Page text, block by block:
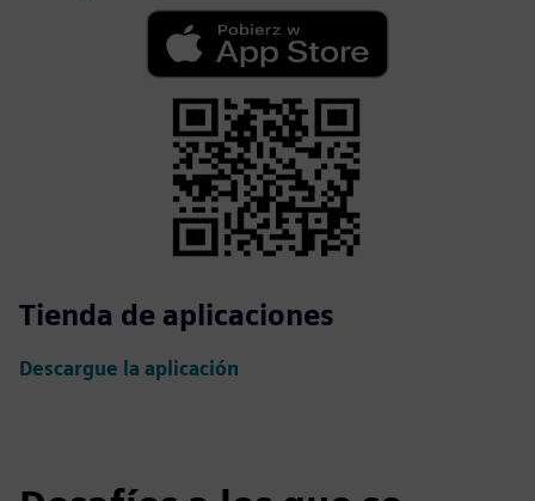
Tienda de aplicaciones
Descargue la aplicación